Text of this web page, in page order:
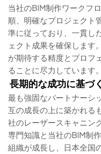
当社のBIM制作ワークフ
順、明確なプロジェクト
準に従っており、一貫し
ェクト成果を確保します
が期待する精度とプロフ
ることに尽力しています。
長期的な成功に基づ
最も強固なパートナーシ
互の成長の上に築かれる
社のレーザースキャニン
専門知識と当社のBIM制
組織が成長し、日本全国